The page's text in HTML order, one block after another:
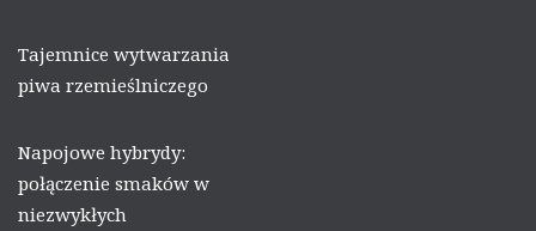
Tajemnice wytwarzania
piwa rzemieślniczego
Napojowe hybrydy:
połączenie smaków w
niezwykłych